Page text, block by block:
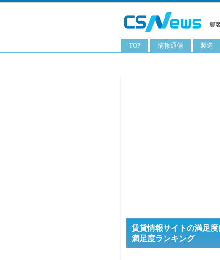
顧
TOP 情報通信 製造
賃貸情報サイトの満足
満足度ランキング